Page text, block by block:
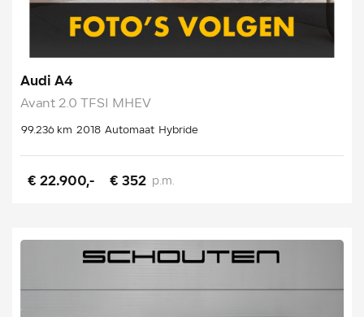
Audi A4
Avant 2.0 TFSI MHEV
99.236 km 2018 Automaat Hybride
€ 22.900,- € 352 p.m.